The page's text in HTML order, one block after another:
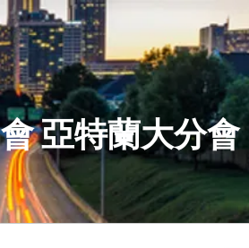
亞特蘭大分會